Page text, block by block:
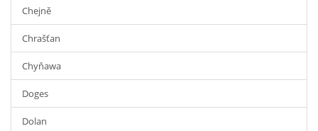
Chejně
Chrašťan
Chyňawa
Doges
Dolan